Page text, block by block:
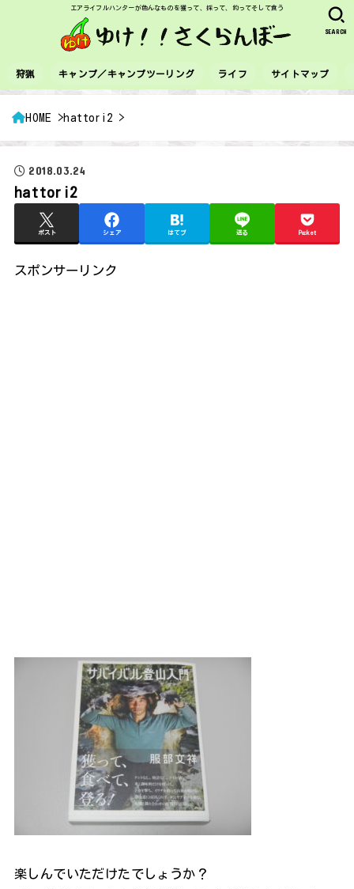
エアライフルハンターが色んなものを獲って、採って、釣ってそして食う
狩猟 キャンプ／キャンプツーリング ライフ サイトマップ
SEARCH
HOME hattori2
2018.03.24
hattori2
ポスト シェア はてブ 送る Pocket
スポンサーリンク
楽しんでいただけたでしょうか？